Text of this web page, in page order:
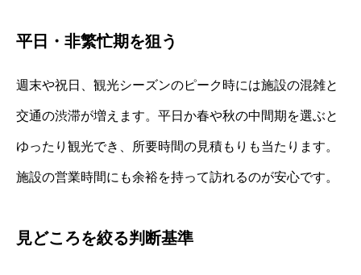
平日・非繁忙期を狙う
週末や祝日、観光シーズンのピーク時には施設の混雑と
交通の渋滞が増えます。平日か春や秋の中間期を選ぶと
ゆったり観光でき、所要時間の見積もりも当たります。
施設の営業時間にも余裕を持って訪れるのが安心です。
見どころを絞る判断基準